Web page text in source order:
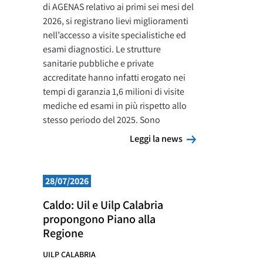
di AGENAS relativo ai primi sei mesi del
2026, si registrano lievi miglioramenti
nell’accesso a visite specialistiche ed
esami diagnostici. Le strutture
sanitarie pubbliche e private
accreditate hanno infatti erogato nei
tempi di garanzia 1,6 milioni di visite
mediche ed esami in più rispetto allo
stesso periodo del 2025. Sono
Leggi la news
Leggi la news
28/07/2026
Caldo: Uil e Uilp Calabria
propongono Piano alla
Regione
UILP CALABRIA